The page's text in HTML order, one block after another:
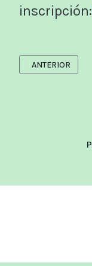
inscripción:
ARTÍCULO
ANTERIOR